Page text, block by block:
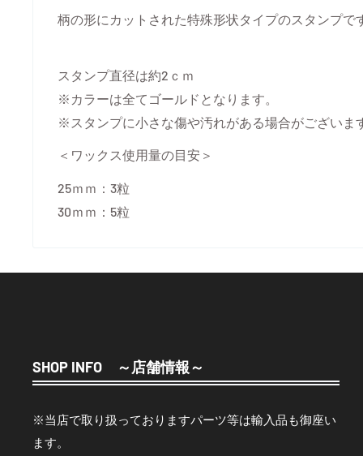
柄の形にカットされた特殊形状タイプのスタンプで
スタンプ直径は約2ｃｍ
※カラーは全てゴールドとなります。
※スタンプに小さな傷や汚れがある場合がございま
＜ワックス使用量の目安＞
25ｍｍ：3粒
30ｍｍ：5粒
SHOP INFO ～店舗情報～
※当店で取り扱っておりますパーツ等は輸入品も御座い
ます。